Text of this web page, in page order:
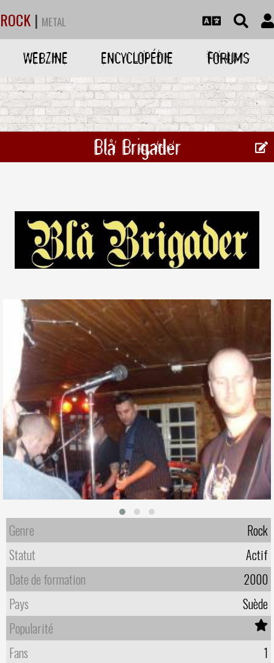
ROCK | METAL
WEBZINE ENCYCLOPÉDIE FORUMS
Blå Brigader
Genre
Rock
Statut
Actif
Date de formation
2000
Pays
Suède
Popularité
Fans
1